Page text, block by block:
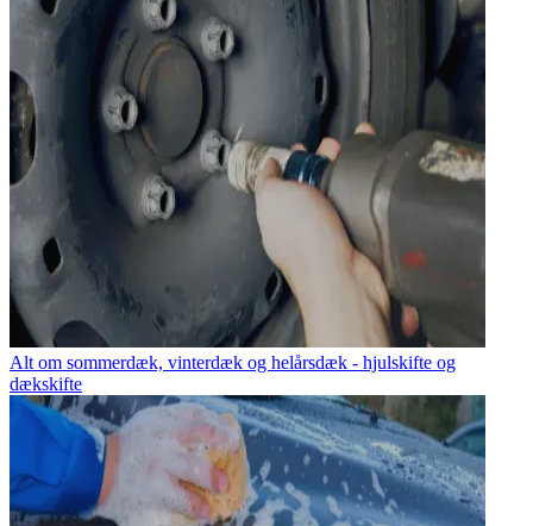
Alt om sommerdæk, vinterdæk og helårsdæk - hjulskifte og
dækskifte